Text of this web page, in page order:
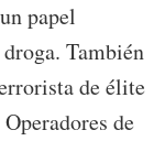
papel
También
de élite
de